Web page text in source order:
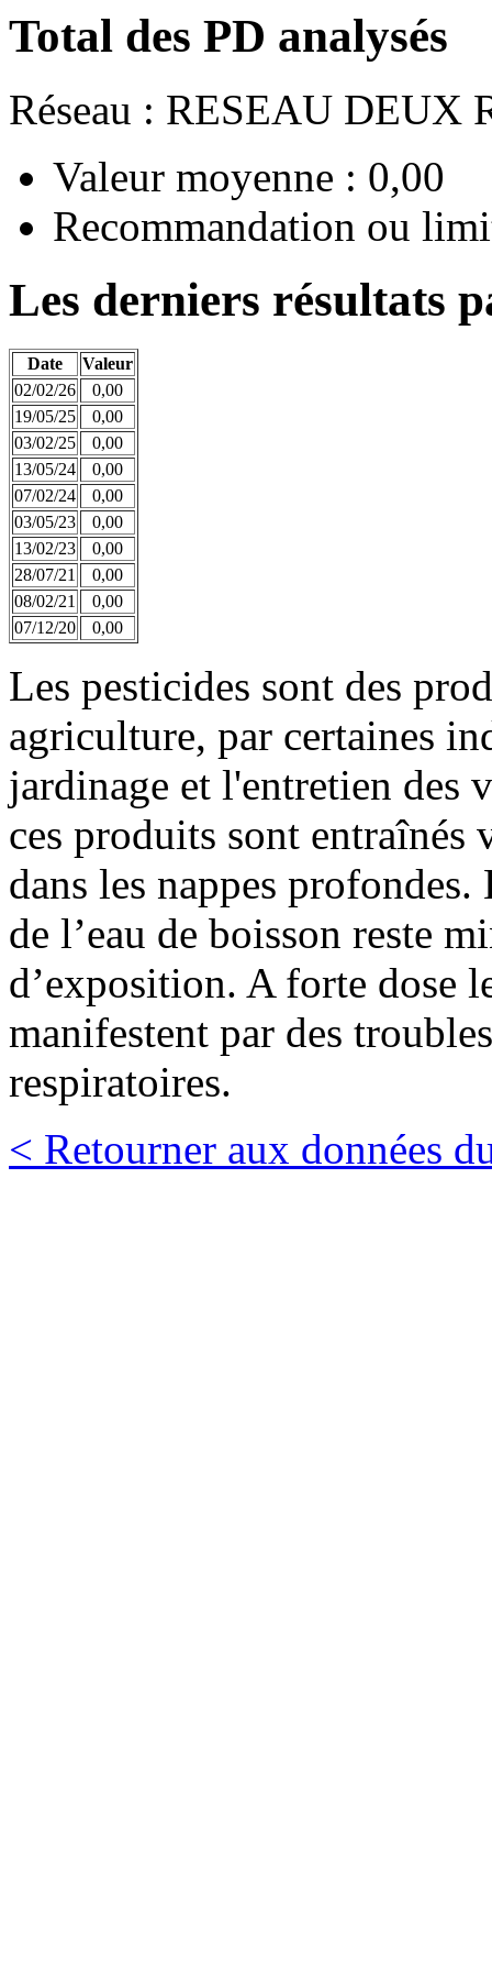
Total des PD analysés
Réseau : RESEAU DEUX
Valeur moyenne : 0,00
Recommandation ou
Les derniers résultats
Date
Valeur
02/02/26
0,00
19/05/25
0,00
03/02/25
0,00
13/05/24
0,00
07/02/24
0,00
03/05/23
0,00
13/02/23
0,00
28/07/21
0,00
08/02/21
0,00
07/12/20
0,00
Les pesticides sont des
agriculture, par certaines
jardinage et l'entretien des
ces produits sont
dans les nappes
de l’eau de boisson reste
d’exposition. A forte dose
manifestent par des
respiratoires.
< Retourner aux données